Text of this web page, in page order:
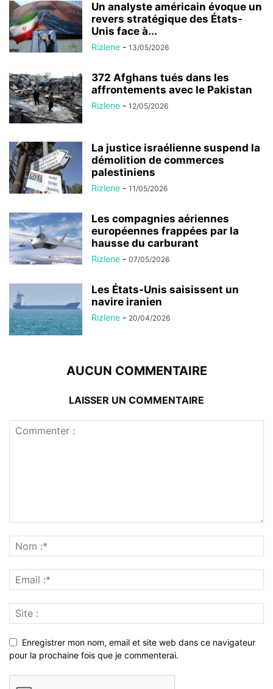
Un analyste américain évoque un
revers stratégique des États-
Unis face à...
Rizlene - 13/05/2026
372 Afghans tués dans les
affrontements avec le Pakistan
Rizlene - 12/05/2026
La justice israélienne suspend la
démolition de commerces
palestiniens
Rizlene - 11/05/2026
Les compagnies aériennes
européennes frappées par la
hausse du carburant
Rizlene - 07/05/2026
Les États-Unis saisissent un
navire iranien
Rizlene - 20/04/2026
AUCUN COMMENTAIRE
LAISSER UN COMMENTAIRE
Enregistrer mon nom, email et site web dans ce navigateur
pour la prochaine fois que je commenterai.